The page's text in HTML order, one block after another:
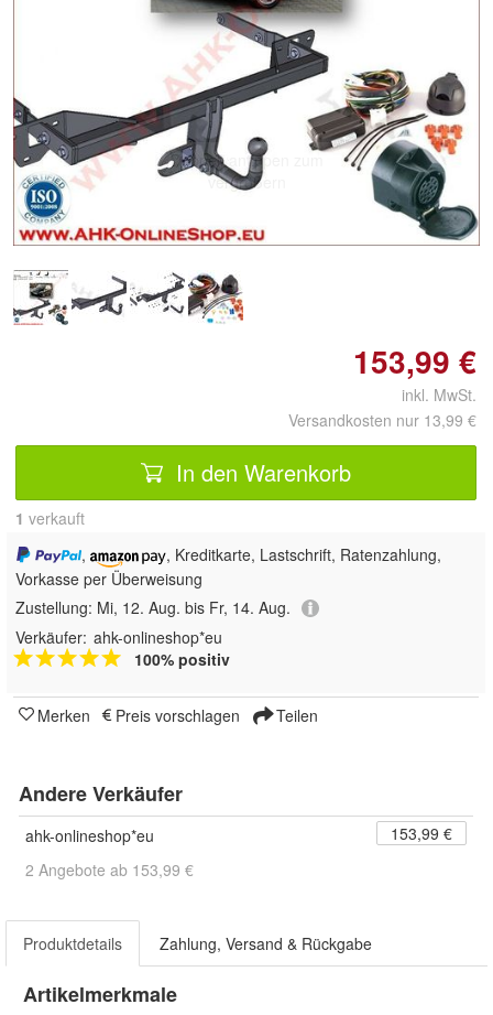
Doppelt antippen zum
vergrößern
153,99 €
inkl. MwSt.
Versandkosten nur 13,99 €
In den Warenkorb
1 verkauft
,
, Kreditkarte, Lastschrift, Ratenzahlung,
Vorkasse per Überweisung
Zustellung: Mi, 12. Aug. bis Fr, 14. Aug.
Verkäufer: ahk-onlineshop*eu
100% positiv
Merken Preis vorschlagen Teilen
Andere Verkäufer
ahk-onlineshop*eu
153,99 €
2 Angebote ab 153,99 €
Produktdetails Zahlung, Versand & Rückgabe
Artikelmerkmale